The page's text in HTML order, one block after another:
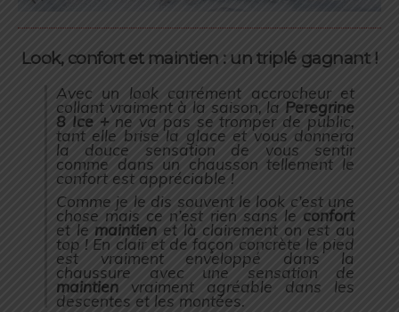
Look, confort et maintien : un triplé gagnant !
Avec un look carrément accrocheur et
collant vraiment à la saison, la Peregrine
8 Ice +ne va pas se tromper de public,
tant elle brise la glace et vous donnera
la douce sensation de vous sentir
comme dans un chausson tellement le
confort est appréciable !
Comme je le dis souvent le look c’est une
chose mais ce n’est rien sans le confort
et le maintien et là clairement on est au
top ! En clair et de façon concrète le pied
est vraiment enveloppé dans la
chaussure avec une sensation de
maintien vraiment agréable dans les
descentes et les montées.